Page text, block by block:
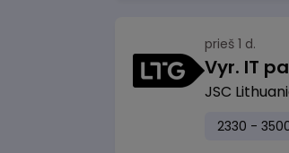
prieš 1 d.
Vyr. IT
JSC
2330 -